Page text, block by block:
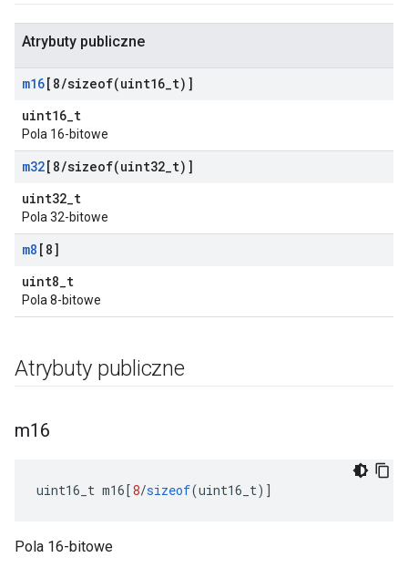
Atrybuty publiczne
m16[8/sizeof(uint16 t)]
uint16_t
Pola 16-bitowe
m32[8/sizeof(uint32 t)]
uint32_t
Pola 32-bitowe
m8 [8]
uint8_t
Pola 8-bitowe
Atrybuty publiczne
m16
uint16_t m16[8/sizeof(uint16_t)]
Pola 16-bitowe